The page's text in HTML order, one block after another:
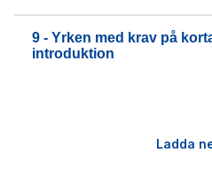
9 - Yrken med krav på
introduktion